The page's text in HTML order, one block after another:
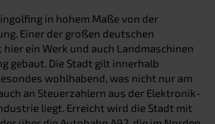
in hohem Maße von der
Einer der großen deutschen
ein Werk und auch Landmaschinen
gebaut. Die Stadt gilt innerhalb
wohlhabend, was nicht nur am
an Steuerzahlern aus der Elektronik-
liegt. Erreicht wird die Stadt mit